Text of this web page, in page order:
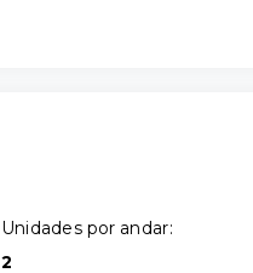
Unidades por andar:
2